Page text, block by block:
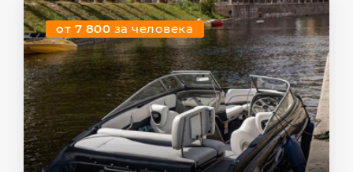
от 7 800 за человека